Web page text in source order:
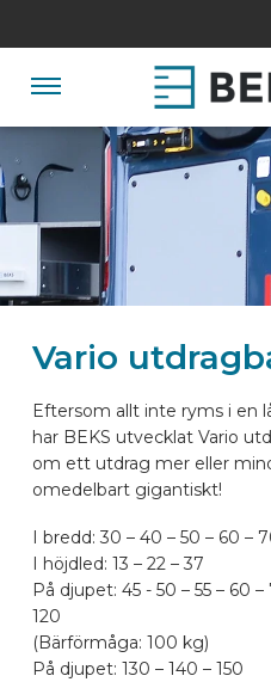
to
content
Jump
the
navigation
HOME
OM OSS
SKRÄDDARSYDD
SEKTORERNA
BILMÄRKEN
KONTAKTA
Vario
Eftersom allt inte ryms i en
har BEKS utvecklat Vario
om ett utdrag mer eller
omedelbart gigantiskt!
I bredd: 30 – 40 – 50 – 60 –
I höjdled: 13 – 22 – 37
På djupet: 45 - 50 – 55 – 60
120
(Bärförmåga: 100 kg)
På djupet: 130 – 140 – 150